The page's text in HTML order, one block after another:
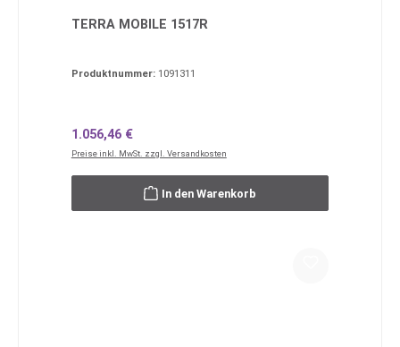
TERRA MOBILE 1517R
Produktnummer: 1091311
Regulärer Preis:
1.056,46 €
Preise inkl. MwSt. zzgl. Versandkosten
In den Warenkorb